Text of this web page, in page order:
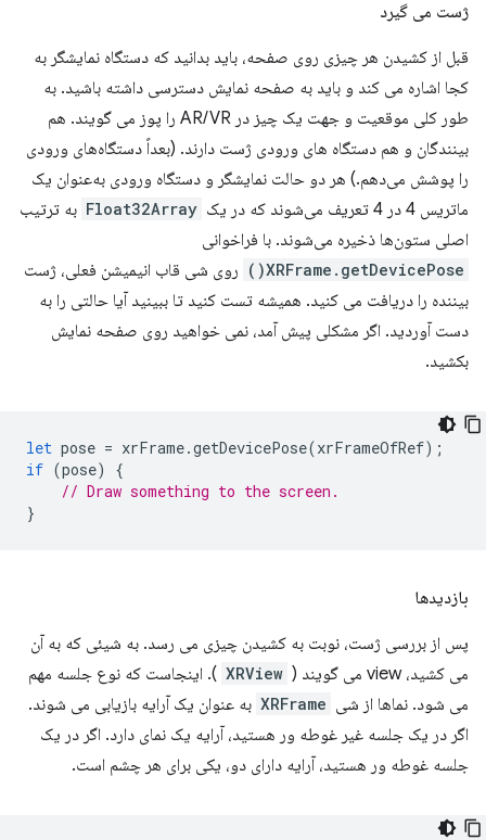
ژست می گیرد
قبل از کشیدن هر چیزی روی صفحه، باید بدانید که دستگاه نمایشگر به
کجا اشاره می کند و باید به صفحه نمایش دسترسی داشته باشید. به
طور کلی موقعیت و جهت یک چیز در AR/VR را پوز می گویند. هم
بینندگان و هم دستگاه های ورودی ژست دارند. (بعداً دستگاه‌های ورودی
را پوشش می‌دهم.) هر دو حالت نمایشگر و دستگاه ورودی به‌عنوان یک
ماتریس 4 در 4 تعریف می‌شوند که در یک
Float32Array به ترتیب
اصلی ستون‌ها ذخیره می‌شوند. با فراخوانی
XRFrame.getDevicePose()
روی شی قاب انیمیشن فعلی، ژست
بیننده را دریافت می کنید. همیشه تست کنید تا ببینید آیا حالتی را به
دست آوردید. اگر مشکلی پیش آمد، نمی خواهید روی صفحه نمایش
بکشید.
let pose = xrFrame.getDevicePose(xrFrameOfRef);
if (pose)
{
// Draw something to the screen.
}
بازدیدها
پس از بررسی ژست، نوبت به کشیدن چیزی می رسد. به شیئی که به آن
می کشید، view می گویند (
XRView ). اینجاست که نوع جلسه مهم
می شود. نماها از شی XRFrame به عنوان یک آرایه بازیابی می شوند.
اگر در یک جلسه غیر غوطه ور هستید، آرایه یک نمای دارد. اگر در یک
جلسه غوطه ور هستید، آرایه دارای دو، یکی برای هر چشم است.